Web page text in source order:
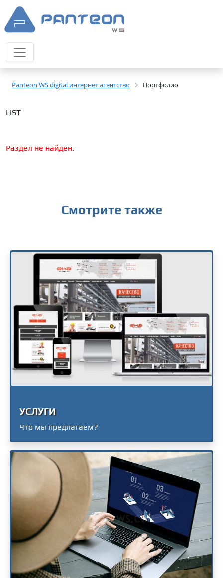
Panteon WS digital интернет агентство Портфолио
LIST
Раздел не найден.
Смотрите также
УСЛУГИ
Что мы предлагаем?